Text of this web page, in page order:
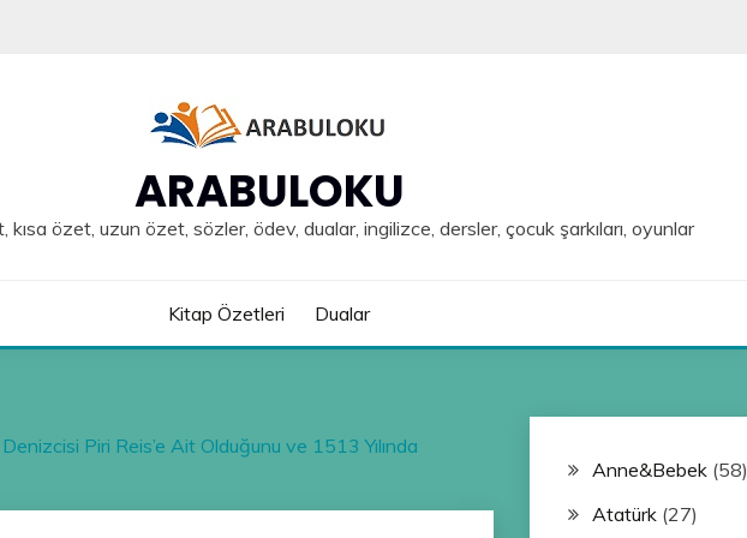
ARABULOKU
özet, uzun özet, sözler, ödev, dualar, ingilizce, dersler, çocuk şarkıları, oyunlar
Kitap Özetleri Dualar
Piri Reis’e Ait Olduğunu ve 1513 Yılında
Anne&Bebek(58)
Atatürk(27)